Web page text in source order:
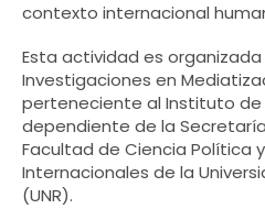
contexto internacional
Esta actividad es
Investigaciones en
perteneciente al Instituto de
dependiente de la
Facultad de Ciencia Política
Internacionales de la
(UNR).